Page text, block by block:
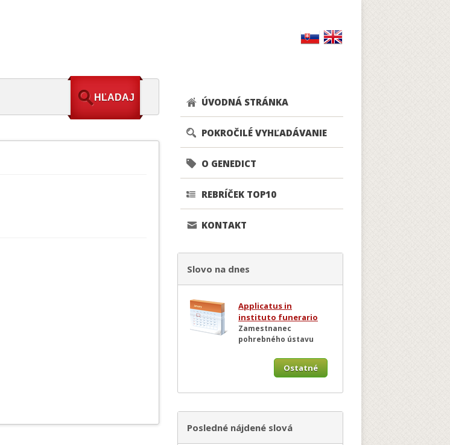
ÚVODNÁ STRÁNKA
POKROČILÉ VYHĽADÁVANIE
O GENEDICT
REBRÍČEK TOP10
KONTAKT
Slovo na dnes
Applicatus in
instituto funerario
Zamestnanec
pohrebného ústavu
Ostatné
Posledné nájdené slová